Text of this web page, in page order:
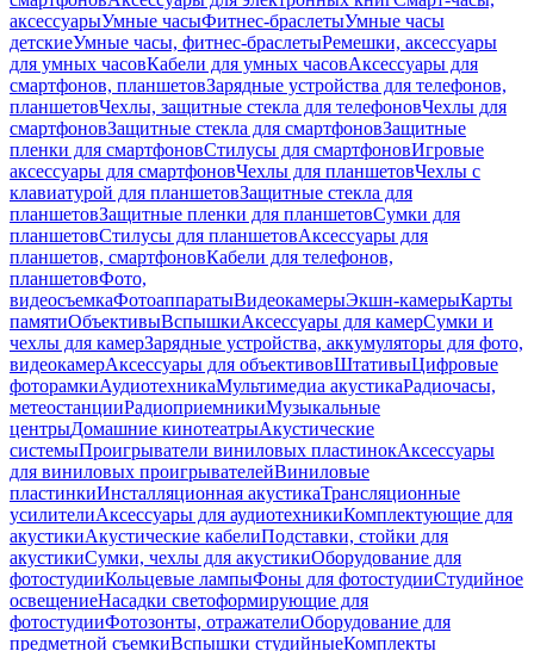
аксессуарыУмные часыФитнес-браслетыУмные часы
детскиеУмные часы, фитнес-браслетыРемешки, аксессуары
для умных часовКабели для умных часовАксессуары для
смартфонов, планшетовЗарядные устройства для телефонов,
планшетовЧехлы, защитные стекла для телефоновЧехлы для
смартфоновЗащитные стекла для смартфоновЗащитные
пленки для смартфоновСтилусы для смартфоновИгровые
аксессуары для смартфоновЧехлы для планшетовЧехлы с
клавиатурой для планшетовЗащитные стекла для
планшетовЗащитные пленки для планшетовСумки для
планшетовСтилусы для планшетовАксессуары для
планшетов, смартфоновКабели для телефонов,
планшетовФото,
видеосъемкаФотоаппаратыВидеокамерыЭкшн-камерыКарты
памятиОбъективыВспышкиАксессуары для камерСумки и
чехлы для камерЗарядные устройства, аккумуляторы для фото,
видеокамерАксессуары для объективовШтативыЦифровые
фоторамкиАудиотехникаМультимедиа акустикаРадиочасы,
метеостанцииРадиоприемникиМузыкальные
центрыДомашние кинотеатрыАкустические
системыПроигрыватели виниловых пластинокАксессуары
для виниловых проигрывателейВиниловые
пластинкиИнсталляционная акустикаТрансляционные
усилителиАксессуары для аудиотехникиКомплектующие для
акустикиАкустические кабелиПодставки, стойки для
акустикиСумки, чехлы для акустикиОборудование для
фотостудииКольцевые лампыФоны для фотостудииСтудийное
освещениеНасадки светоформирующие для
фотостудииФотозонты, отражателиОборудование для
предметной съемкиВспышки студийныеКомплекты